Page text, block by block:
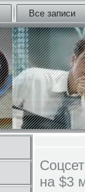
Все записи
на $3